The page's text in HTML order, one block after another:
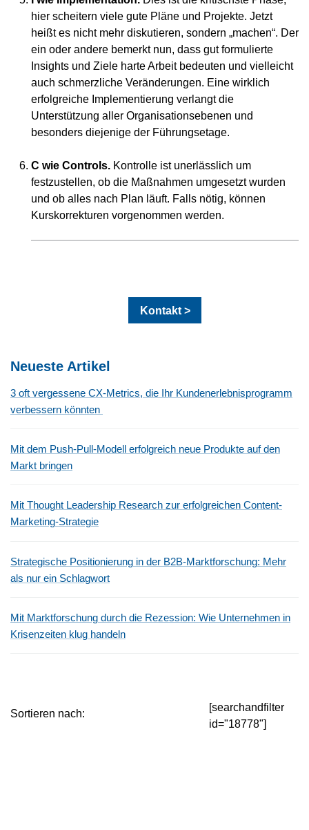
hier scheitern viele gute Pläne und Projekte. Jetzt
heißt es nicht mehr diskutieren, sondern „machen“. Der
ein oder andere bemerkt nun, dass gut formulierte
Insights und Ziele harte Arbeit bedeuten und vielleicht
auch schmerzliche Veränderungen. Eine wirklich
erfolgreiche Implementierung verlangt die
Unterstützung aller Organisationsebenen und
besonders diejenige der Führungsetage.
C wie Controls. Kontrolle ist unerlässlich um
festzustellen, ob die Maßnahmen umgesetzt wurden
und ob alles nach Plan läuft. Falls nötig, können
Kurskorrekturen vorgenommen werden.
Kontakt >
Neueste Artikel
3 oft vergessene CX-Metrics, die Ihr Kundenerlebnisprogramm
verbessern könnten
Mit dem Push-Pull-Modell erfolgreich neue Produkte auf den
Markt bringen
Mit Thought Leadership Research zur erfolgreichen Content-
Marketing-Strategie
Strategische Positionierung in der B2B-Marktforschung: Mehr
als nur ein Schlagwort
Mit Marktforschung durch die Rezession: Wie Unternehmen in
Krisenzeiten klug handeln
Sortieren nach:
[searchandfilter
id="18778"]